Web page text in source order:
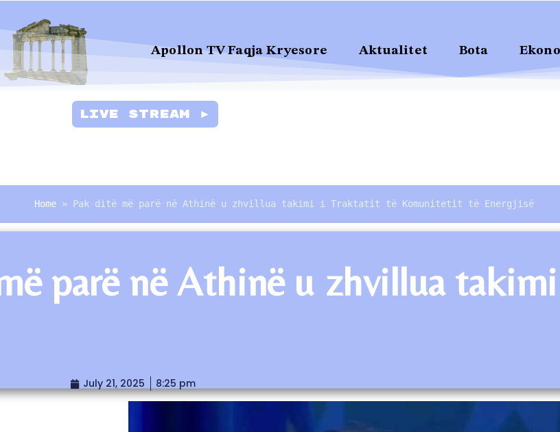
Apollon TV Faqja Kryesore Aktualitet Bota
Live Stream ►
Home » Pak ditë më parë në Athinë u zhvillua takimi i Traktatit të Komunitetit të Energjisë
parë në Athinë u zhvillua
July 21, 2025 8:25 pm